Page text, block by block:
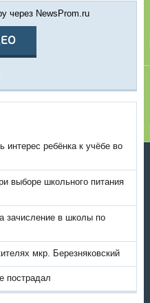
через NewsProm.ru
ребёнка к учёбе во
выборе школьного питания
зачисление в школы по
мкр. Березняковский
пострадал